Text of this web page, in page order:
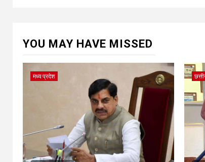
YOU MAY HAVE MISSED
मध्य प्रदेश